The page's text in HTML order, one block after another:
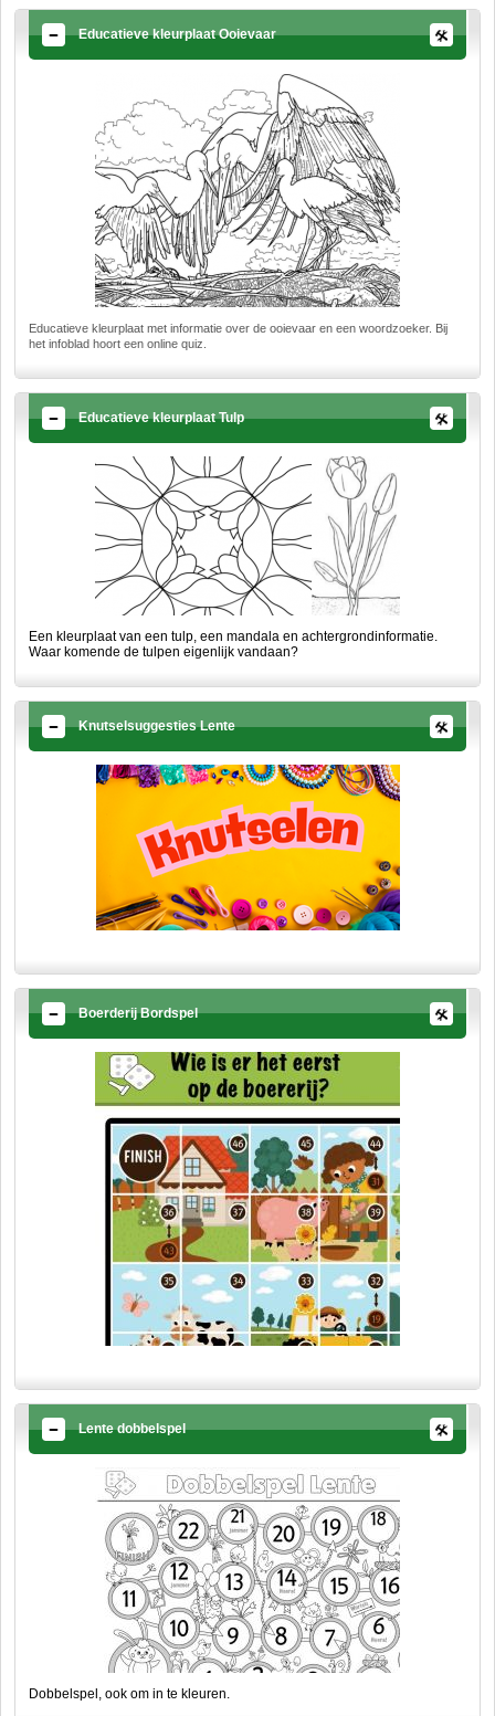
Educatieve kleurplaat Ooievaar
Educatieve kleurplaat met informatie over de ooievaar en een woordzoeker. Bij
het infoblad hoort een online quiz.
Educatieve kleurplaat Tulp
Een kleurplaat van een tulp, een mandala en achtergrondinformatie.
Waar komende de tulpen eigenlijk vandaan?
Knutselsuggesties Lente
Boerderij Bordspel
Lente dobbelspel
Dobbelspel, ook om in te kleuren.